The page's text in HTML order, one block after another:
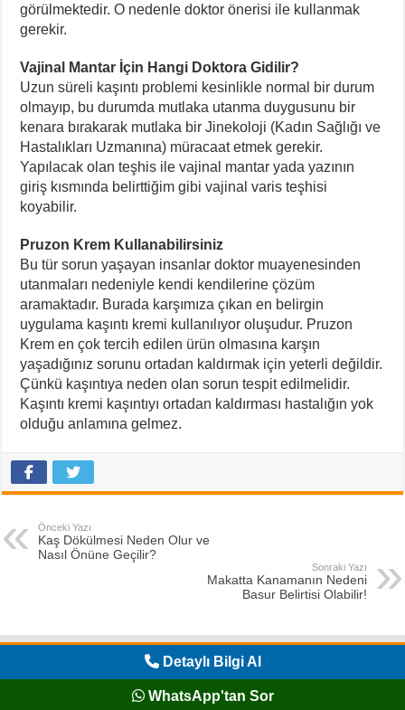
görülmektedir. O nedenle doktor önerisi ile kullanmak
gerekir.
Vajinal Mantar İçin Hangi Doktora Gidilir?
Uzun süreli kaşıntı problemi kesinlikle normal bir durum
olmayıp, bu durumda mutlaka utanma duygusunu bir
kenara bırakarak mutlaka bir Jinekoloji (Kadın Sağlığı ve
Hastalıkları Uzmanına) müracaat etmek gerekir.
Yapılacak olan teşhis ile vajinal mantar yada yazının
giriş kısmında belirttiğim gibi vajinal varis teşhisi
koyabilir.
Pruzon Krem Kullanabilirsiniz
Bu tür sorun yaşayan insanlar doktor muayenesinden
utanmaları nedeniyle kendi kendilerine çözüm
aramaktadır. Burada karşımıza çıkan en belirgin
uygulama kaşıntı kremi kullanılıyor oluşudur. Pruzon
Krem en çok tercih edilen ürün olmasına karşın
yaşadığınız sorunu ortadan kaldırmak için yeterli değildir.
Çünkü kaşıntıya neden olan sorun tespit edilmelidir.
Kaşıntı kremi kaşıntıyı ortadan kaldırması hastalığın yok
olduğu anlamına gelmez.
Önceki Yazı
Kaş Dökülmesi Neden Olur ve
Nasıl Önüne Geçilir?
Sonraki Yazı
Makatta Kanamanın Nedeni
Basur Belirtisi Olabilir!
Detaylı Bilgi Al
WhatsApp'tan Sor